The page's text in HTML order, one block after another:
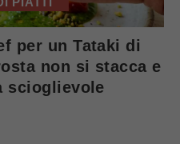
per un Tataki di
non si stacca e
scioglievole